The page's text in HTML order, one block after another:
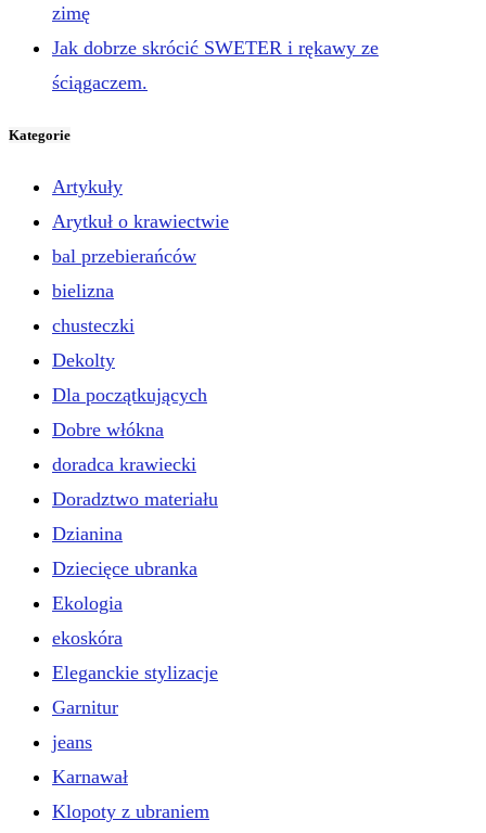
zimę
Jak dobrze skrócić SWETER i rękawy ze
ściągaczem.
Kategorie
Artykuły
Arytkuł o krawiectwie
bal przebierańców
bielizna
chusteczki
Dekolty
Dla początkujących
Dobre włókna
doradca krawiecki
Doradztwo materiału
Dzianina
Dziecięce ubranka
Ekologia
ekoskóra
Eleganckie stylizacje
Garnitur
jeans
Karnawał
Klopoty z ubraniem